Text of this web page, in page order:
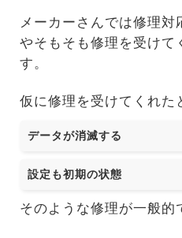
メーカーさんでは修理対
やそもそも修理を受けて
す。
仮に修理を受けてくれた
データが消滅する
設定も初期の状態
そのような修理が一般的